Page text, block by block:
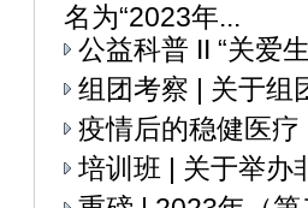
名为“2023年...
公益科普 II “关爱
组团考察 | 关于组
疫情后的稳健医
培训班 | 关于举办